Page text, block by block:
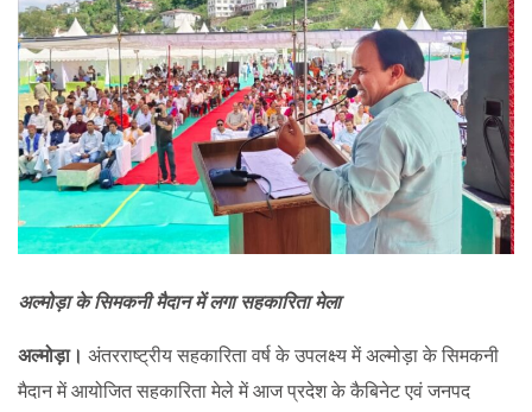
अल्मोड़ा के सिमकनी मैदान में लगा सहकारिता मेला
अल्मोड़ा। अंतरराष्ट्रीय सहकारिता वर्ष के उपलक्ष्य में अल्मोड़ा के सिमकनी
मैदान में आयोजित सहकारिता मेले में आज प्रदेश के कैबिनेट एवं जनपद